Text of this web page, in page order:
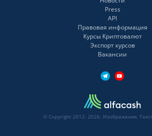
Press
API
Правовая информация
Курсы Криптовалют
Экспорт курсов
Вакансии
© Copyright 2012- 2026: Изображения,